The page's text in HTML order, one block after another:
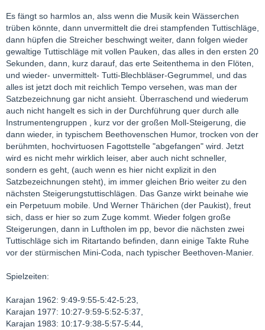
Es fängt so harmlos an, alss wenn die Musik kein Wässerchen
trüben könnte, dann unvermittelt die drei stampfenden Tuttischläge,
dann hüpfen die Streicher beschwingt weiter, dann folgen wieder
gewaltige Tuttischläge mit vollen Pauken, das alles in den ersten 20
Sekunden, dann, kurz darauf, das erte Seitenthema in den Flöten,
und wieder- unvermittelt- Tutti-Blechbläser-Gegrummel, und das
alles ist jetzt doch mit reichlich Tempo versehen, was man der
Satzbezeichnung gar nicht ansieht. Überraschend und wiederum
auch nicht hangelt es sich in der Durchführung quer durch alle
Instrumentengruppen , kurz vor der großen Moll-Steigerung, die
dann wieder, in typischem Beethovenschen Humor, trocken von der
berühmten, hochvirtuosen Fagottstelle "abgefangen" wird. Jetzt
wird es nicht mehr wirklich leiser, aber auch nicht schneller,
sondern es geht, (auch wenn es hier nicht explizit in den
Satzbezeichnungen steht), im immer gleichen Brio weiter zu den
nächsten Steigerungstuttischlägen. Das Ganze wirkt beinahe wie
ein Perpetuum mobile. Und Werner Thärichen (der Paukist), freut
sich, dass er hier so zum Zuge kommt. Wieder folgen große
Steigerungen, dann in Luftholen im pp, bevor die nächsten zwei
Tuttischläge sich im Ritartando befinden, dann einige Takte Ruhe
vor der stürmischen Mini-Coda, nach typischer Beethoven-Manier.
Spielzeiten:
Karajan 1962: 9:49-9:55-5:42-5:23,
Karajan 1977: 10:27-9:59-5:52-5:37,
Karajan 1983: 10:17-9:38-5:57-5:44,